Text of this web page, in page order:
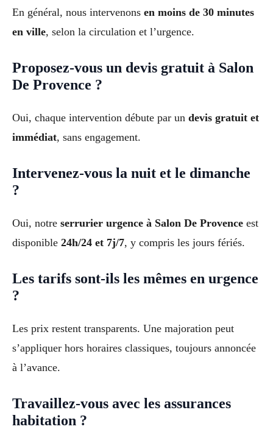
En général, nous intervenons en moins de 30 minutes
en ville, selon la circulation et l’urgence.
Proposez-vous un devis gratuit à Salon
De Provence ?
Oui, chaque intervention débute par un devis gratuit et
immédiat, sans engagement.
Intervenez-vous la nuit et le dimanche
?
Oui, notre serrurier urgence à Salon De Provence est
disponible 24h/24 et 7j/7, y compris les jours fériés.
Les tarifs sont-ils les mêmes en urgence
?
Les prix restent transparents. Une majoration peut
s’appliquer hors horaires classiques, toujours annoncée
à l’avance.
Travaillez-vous avec les assurances
habitation ?